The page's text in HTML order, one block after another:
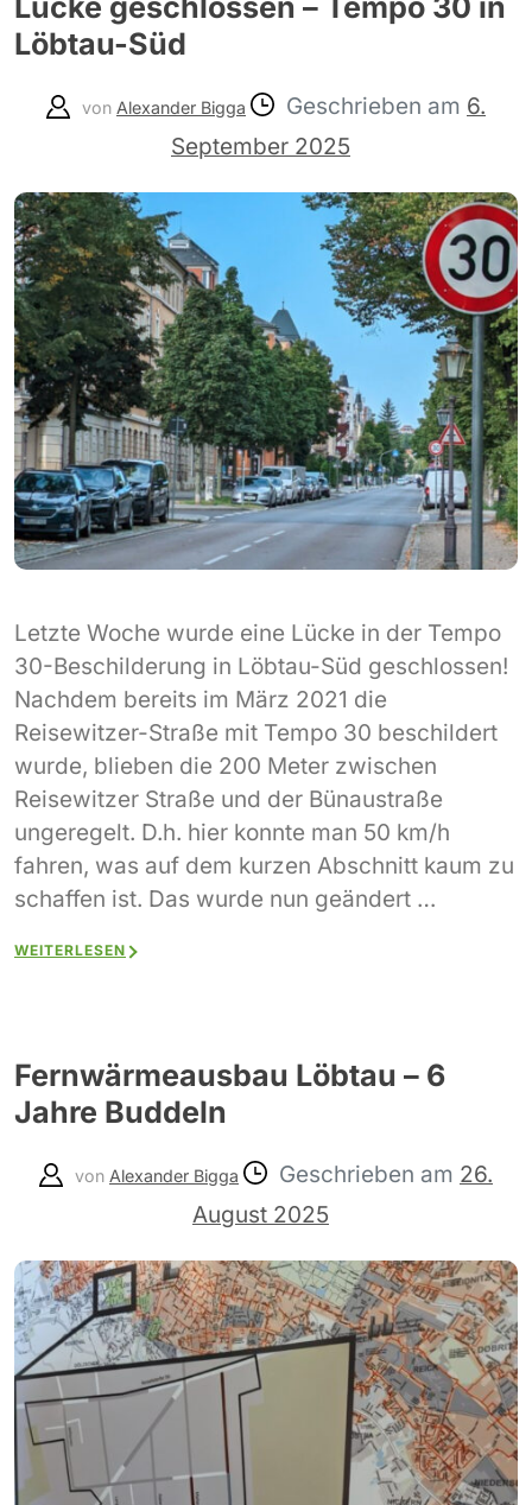
Löbtau-Süd
von Alexander Bigga Geschrieben am 6.
September 2025
Letzte Woche wurde eine Lücke in der Tempo
30-Beschilderung in Löbtau-Süd geschlossen!
Nachdem bereits im März 2021 die
Reisewitzer-Straße mit Tempo 30 beschildert
wurde, blieben die 200 Meter zwischen
Reisewitzer Straße und der Bünaustraße
ungeregelt. D.h. hier konnte man 50 km/h
fahren, was auf dem kurzen Abschnitt kaum zu
schaffen ist. Das wurde nun geändert …
WEITERLESEN
Fernwärmeausbau Löbtau – 6
Jahre Buddeln
von Alexander Bigga Geschrieben am 26.
August 2025